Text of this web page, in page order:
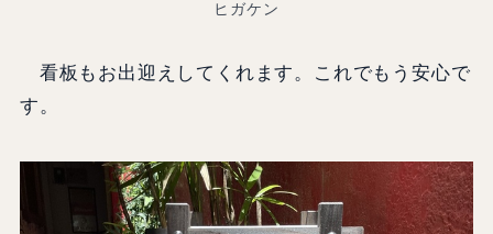
ヒガケン
看板もお出迎えしてくれます。これでもう安心で
す。